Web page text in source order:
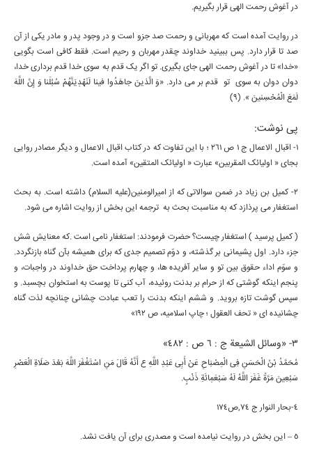
در آغوش رحمت الهی قرار بگیریم.
در روایت آمده است که مهربانی و رحمت صد جزو است و در وجود پدر و مادر یکی از آن
صد تا قرار دارد. پس ببینید خداوند چقدر مهربان و رحیم است. فقط کافی است بگویی
«خدا» تا در آغوش رحمت الهی جای بگیری. تو اگر یک قدم به سوی خدا قدم برداری خدا،
دوان دوان به سوی تو قدم بر می دارد. «وَ الَّذینَ جاهَدُوا فینا لَنَهْدِیَنَّهُمْ سُبُلَنا وَ إِنَّ اللَّهَ
لَمَعَ الْمُحْسِنینَ ». (9)
پی نوشت:
1- اقبال الاعمال ج 1 ص 261 ؛ با این تفاوت که در کتاب اقبال الاعمال و دیگر مصادر روایی
بجای « اولیائک المقربین» عبارت « اولیائک المتقین» آمده است.
2- کمیل بن زیاد در ضمن سوالاتی که از امیرالومنین(علیه السلام) داشته است. به بحث
استغفار می پرذازد که به مناسبت بحث به ترجمه این بخش از روایت اشاره می شود.
( کمیل پرسید ) استغفار چیست؟ حضرت فرمودند: استغفار نامی است .که معنایش شش
جزء دارد. اول پشیمانی بر گذشته، و دوّم تصمیم جدی که برای همیشه بآن گناه بازنگردد.
و سوّم اداء حقوق بین تو و سایر آفریده ها، و چهارم پرداخت حق خداوند در واجبات، و
پنجم اینکه گوشتی که از حرام بر بدنت روئیده، آب کنی تا پوست به استخوان بچسبد. و
سپس گوشت تازه بروید. و ششم اینکه بدنت را تعب عبادت چشانی چنانچه لذت گناه
چشانیده ای « تحف العقول ؛ چاپ اسلامیه، ص 192»
3- «وسائل الشیعة ج : 6 ص : 482»
مُحَمَّدُ بْنُ الْحَسَنِ فِی الْمِصْبَاحِ عَنْ أَبِی عَبْدِ اللَّهِ ع أَنَّهُ قَالَ مَنِ اسْتَغْفَرَ اللَّهَ بَعْدَ صَلَاةِ الْعَصْرِ
سَبْعِینَ مَرَّةً غَفَرَ اللَّهُ لَهُ سَبْعَمِائَةِ ذَنْبٍ.
4-بحار النوار ج 74,ص174
5 – این بخش در روایت نیامده است و مصدری برای آن یافت نشد.